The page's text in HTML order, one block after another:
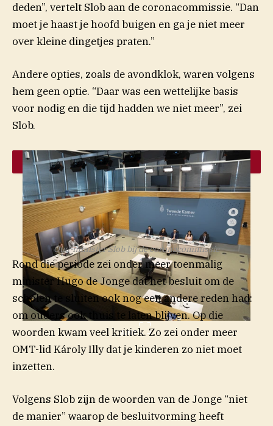
deden”, vertelt Slob aan de coronacommissie. “Dan
moet je haast je hoofd buigen en ga je niet meer
over kleine dingetjes praten.”
Andere opties, zoals de avondklok, waren volgens
hem geen optie. “Daar was een wettelijke basis
voor nodig en die tijd hadden we niet meer”, zei
Slob.
ANP
Oud-minister Slob bij de coronacommissie
Rond die periode zei onder meer toenmalig
minister Hugo de Jonge dat het besluit om de
scholen te sluiten ook nog een andere reden had:
om ouders ook thuis te laten blijven. Op die
woorden kwam veel kritiek. Zo zei onder meer
OMT-lid Károly Illy dat je kinderen zo niet moet
inzetten.
Volgens Slob zijn de woorden van de Jonge “niet
de manier” waarop de besluitvorming heeft